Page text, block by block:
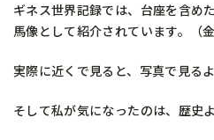
ギネス世界記録では、台座を含め
馬像として紹介されています。（
実際に近くで見ると、写真で見る
そして私が気になったのは、歴史